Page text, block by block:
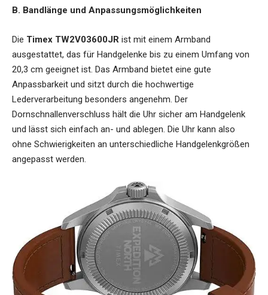
B. Bandlänge und Anpassungsmöglichkeiten
Die Timex TW2V03600JR ist mit einem Armband
ausgestattet, das für Handgelenke bis zu einem Umfang von
20,3 cm geeignet ist. Das Armband bietet eine gute
Anpassbarkeit und sitzt durch die hochwertige
Lederverarbeitung besonders angenehm. Der
Dornschnallenverschluss hält die Uhr sicher am Handgelenk
und lässt sich einfach an- und ablegen. Die Uhr kann also
ohne Schwierigkeiten an unterschiedliche Handgelenkgrößen
angepasst werden.